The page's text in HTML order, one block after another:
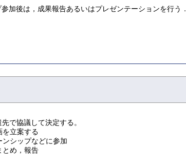
加後は，成果報告あるいはプレゼンテーションを行う．
で協議して決定する。
を立案する
ンシップなどに参加
とめ，報告